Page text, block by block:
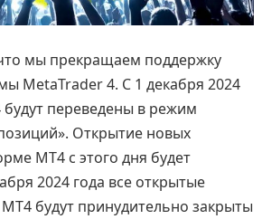
мы прекращаем поддержку
MetaTrader 4. С 1 декабря 2024
будут переведены в режим
Открытие новых
MT4 с этого дня будет
2024 года все открытые
будут принудительно закрыты